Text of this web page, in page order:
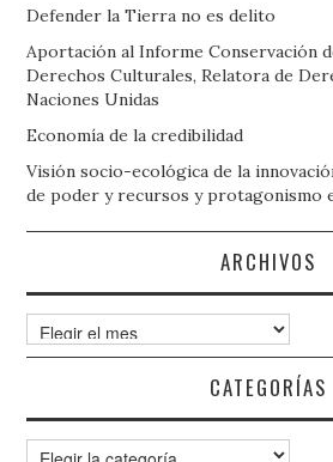
Defender la Tierra no es delito
Aportación al Informe Conservación
Derechos Culturales, Relatora de
Naciones Unidas
Economía de la credibilidad
Visión socio-ecológica de la
de poder y recursos y protagonismo
ARCHIVOS
Archivos
CATEGORÍAS
Categorías